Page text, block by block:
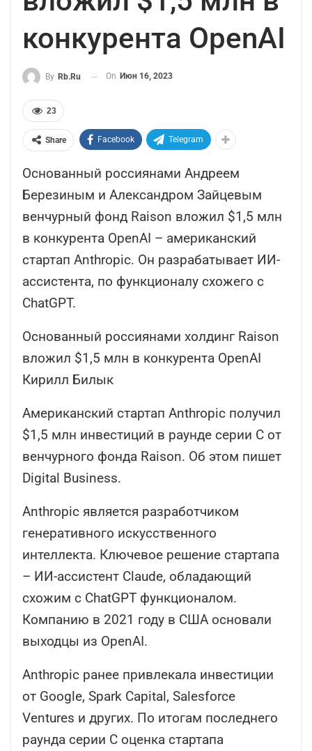
конкурента OpenAI
By Rb.ru On Июн 16, 2023
23
Share Facebook Telegram
Основанный россиянами Андреем
Березиным и Александром Зайцевым
венчурный фонд Raison вложил $1,5 млн
в конкурента OpenAI – американский
стартап Anthropic. Он разрабатывает ИИ-
ассистента, по функционалу схожего с
ChatGPT.
Основанный россиянами холдинг Raison
вложил $1,5 млн в конкурента OpenAI
Кирилл Билык
Американский стартап Anthropic получил
$1,5 млн инвестиций в раунде серии C от
венчурного фонда Raison. Об этом пишет
Digital Business.
Anthropic является разработчиком
генеративного искусственного
интеллекта. Ключевое решение стартапа
– ИИ-ассистент Claude, обладающий
схожим с ChatGPT функционалом.
Компанию в 2021 году в США основали
выходцы из OpenAI.
Anthropic ранее привлекала инвестиции
от Google, Spark Capital, Salesforce
Ventures и других. По итогам последнего
раунда серии C оценка стартапа